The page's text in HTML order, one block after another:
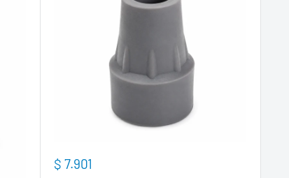
Precio
$ 7.901